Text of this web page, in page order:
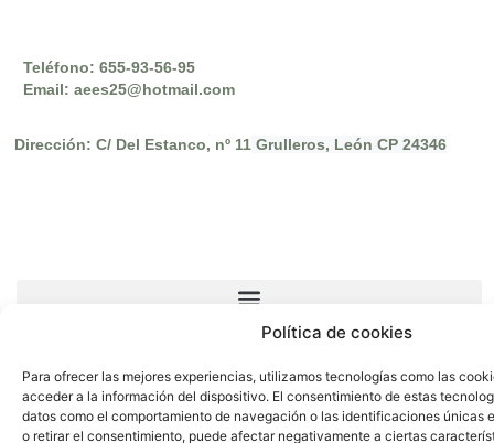
Política de cookies
Para ofrecer las mejores experiencias, utilizamos tecnologías como las
acceder a la información del dispositivo. El consentimiento de estas
datos como el comportamiento de navegación o las identificaciones únicas
o retirar el consentimiento, puede afectar negativamente a ciertas
Teléfono: 655-93-56-95
Email: aees25@hotmail.com
Dirección: C/ Del Estanco, nº 11 Grulleros, León CP 24346